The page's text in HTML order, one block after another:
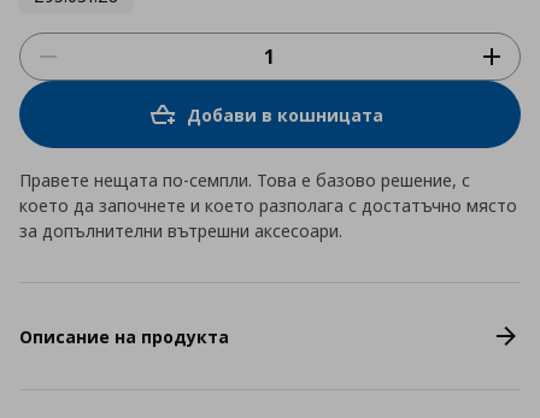
Добави в кошницата
Правете нещата по-семпли. Това е базово решение, с
което да започнете и което разполага с достатъчно място
за допълнителни вътрешни аксесоари.
Описание на продукта